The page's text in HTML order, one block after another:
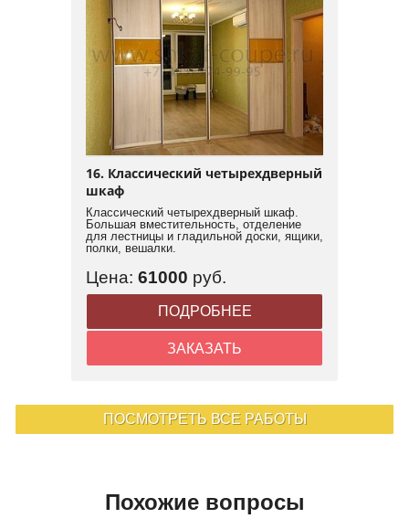
16. Классический четырехдверный
шкаф
Классический четырехдверный шкаф.
Большая вместительность, отделение
для лестницы и гладильной доски, ящики,
полки, вешалки.
Цена: 61000 руб.
ПОДРОБНЕЕ
ЗАКАЗАТЬ
ПОСМОТРЕТЬ ВСЕ РАБОТЫ
Похожие вопросы